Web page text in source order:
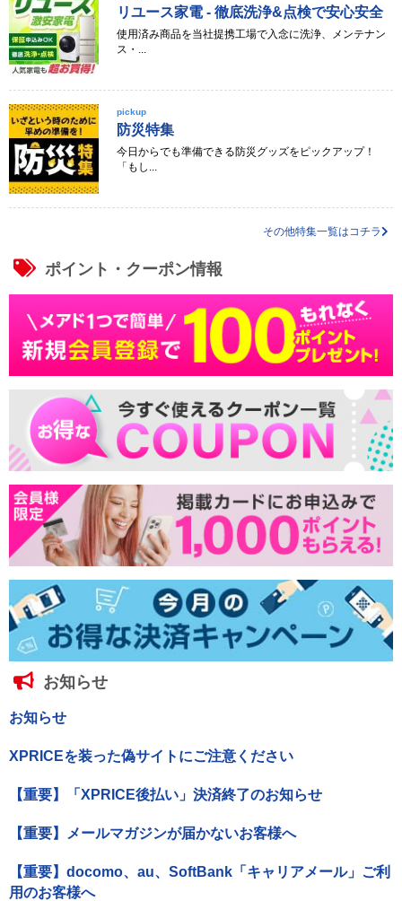
リユース家電 - 徹底洗浄&点検で安心安全
使用済み商品を当社提携工場で入念に洗浄、メンテナン
ス・...
pickup
防災特集
今日からでも準備できる防災グッズをピックアップ！
「もし...
その他特集一覧はコチラ
ポイント・クーポン情報
お知らせ
お知らせ
XPRICEを装った偽サイトにご注意ください
【重要】「XPRICE後払い」決済終了のお知らせ
【重要】メールマガジンが届かないお客様へ
【重要】docomo、au、SoftBank「キャリアメール」ご利
用のお客様へ